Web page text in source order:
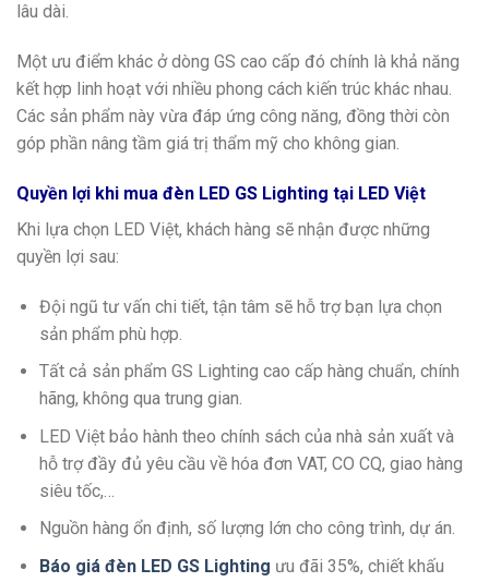
lâu dài.
Một ưu điểm khác ở dòng GS cao cấp đó chính là khả năng
kết hợp linh hoạt với nhiều phong cách kiến trúc khác nhau.
Các sản phẩm này vừa đáp ứng công năng, đồng thời còn
góp phần nâng tầm giá trị thẩm mỹ cho không gian.
Quyền lợi khi mua đèn LED GS Lighting tại LED Việt
Khi lựa chọn LED Việt, khách hàng sẽ nhận được những
quyền lợi sau:
Đội ngũ tư vấn chi tiết, tận tâm sẽ hỗ trợ bạn lựa chọn
sản phẩm phù hợp.
Tất cả sản phẩm GS Lighting cao cấp hàng chuẩn, chính
hãng, không qua trung gian.
LED Việt bảo hành theo chính sách của nhà sản xuất và
hỗ trợ đầy đủ yêu cầu về hóa đơn VAT, CO CQ, giao hàng
siêu tốc,…
Nguồn hàng ổn định, số lượng lớn cho công trình, dự án.
Báo giá đèn LED GS Lighting ưu đãi 35%, chiết khấu